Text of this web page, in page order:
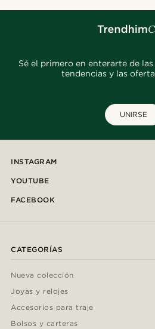
Sé el primero en enterarte de
tendencias y las
UNIRSE
INSTAGRAM
YOUTUBE
FACEBOOK
CATEGORÍAS
Nueva colección
Joyas y relojes
Accesorios para traje
Bolsos y carteras